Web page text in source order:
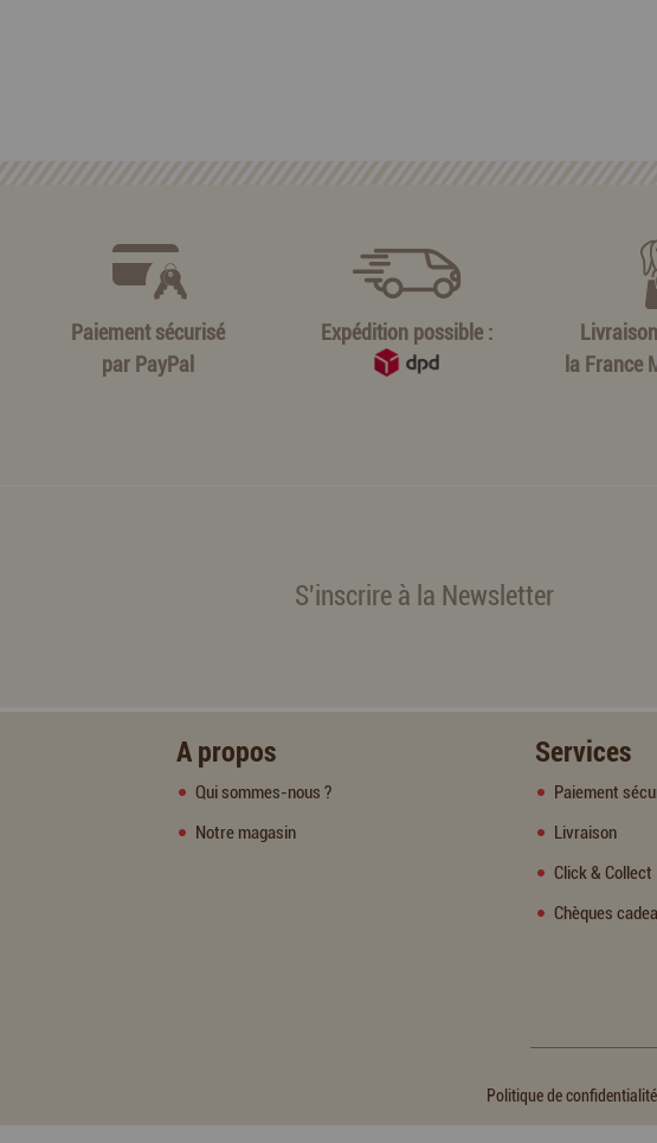
Paiement sécurisé
par PayPal
Expédition possible :
la France
S'inscrire à la Newsletter
A propos
Qui sommes-nous ?
Notre magasin
Services
Paiement
Livraison
Click & Collect
Chèques
Politique de confidentialité